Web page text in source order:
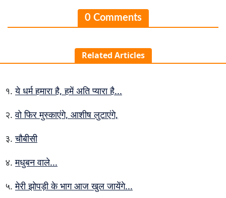
0 Comments
Related Articles
ये धर्म हमारा है, हमें अति प्यारा है...
वो फिर मुस्काएंगे, आशीष लुटाएंगे,
चौबीसी
मधुबन वाले...
मेरी झोपड़ी के भाग आज खुल जायेंगे...